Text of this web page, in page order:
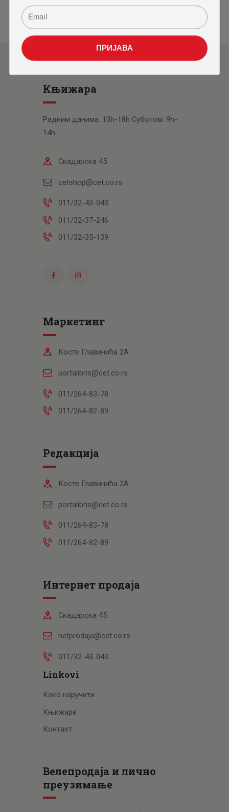
Књижара
Радним данима: 10h-18h Суботом: 9h-
14h
Скадарска 45
cetshop@cet.co.rs
011/32-43-043
011/32-37-246
011/32-35-139
Маркетинг
Косте Главинића 2А
portalibris@cet.co.rs
011/264-83-78
011/264-82-89
Редакција
Косте Главинића 2А
portalibris@cet.co.rs
011/264-83-78
011/264-82-89
Интернет продаја
Скадарска 45
netprodaja@cet.co.rs
011/32-43-043
Linkovi
Како наручити
Књижаре
Контакт
Велепродаја и лично
преузимање
ПРИЈАВА